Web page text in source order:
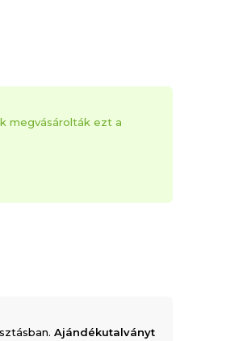
megvásárolták ezt a
Ajándékutalványt